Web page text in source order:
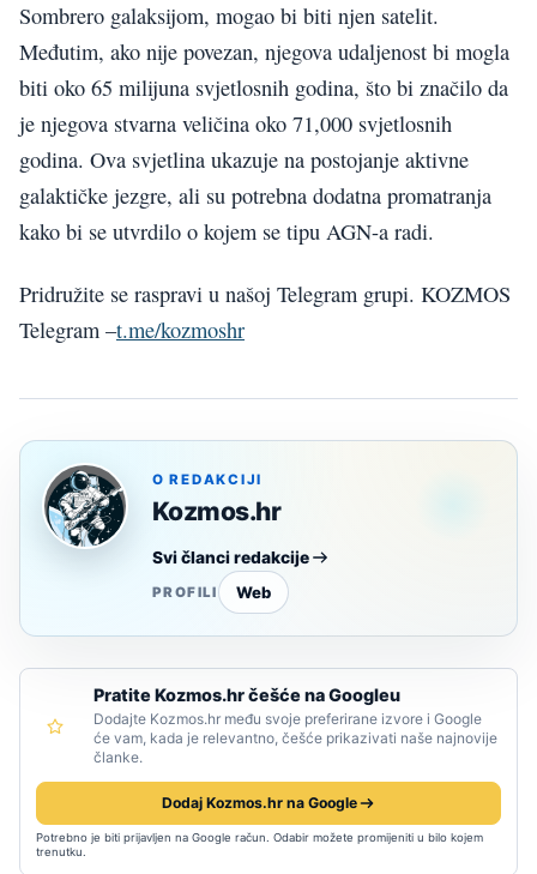
Sombrero galaksijom, mogao bi biti njen satelit.
Međutim, ako nije povezan, njegova udaljenost bi mogla
biti oko 65 milijuna svjetlosnih godina, što bi značilo da
je njegova stvarna veličina oko 71,000 svjetlosnih
godina. Ova svjetlina ukazuje na postojanje aktivne
galaktičke jezgre, ali su potrebna dodatna promatranja
kako bi se utvrdilo o kojem se tipu AGN-a radi.
Pridružite se raspravi u našoj Telegram grupi. KOZMOS
Telegram –t.me/kozmoshr
O REDAKCIJI
Kozmos.hr
Svi članci redakcije
PROFILI Web
Pratite Kozmos.hr češće na Googleu
Dodajte Kozmos.hr među svoje preferirane izvore i Google
će vam, kada je relevantno, češće prikazivati naše najnovije
članke.
Dodaj Kozmos.hr na Google
Potrebno je biti prijavljen na Google račun. Odabir možete promijeniti u bilo kojem
trenutku.